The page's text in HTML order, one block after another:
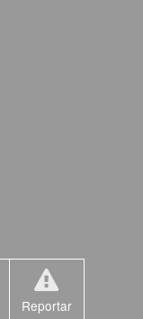
Reportar